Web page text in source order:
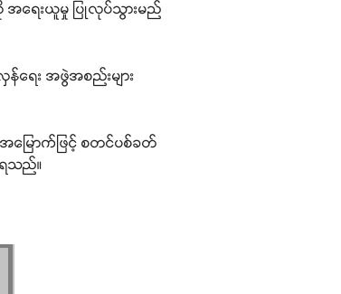
အရေးယူမှု ပြုလုပ်သွားမည်
ရေး အဖွဲအစည်းများ
အမြောက်ဖြင့် စတင်ပစ်ခတ်
ရသည်။